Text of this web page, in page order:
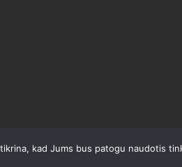
kad Jums bus patogu naudotis